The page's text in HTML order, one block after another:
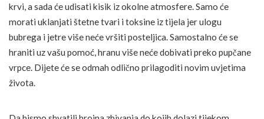
krvi, a sada će udisati kisik iz okolne atmosfere. Samo će
morati uklanjati štetne tvari i toksine iz tijela jer ulogu
bubrega i jetre više neće vršiti posteljica. Samostalno će se
hraniti uz vašu pomoć, hranu više neće dobivati preko pupčane
vrpce. Dijete će se odmah odlično prilagoditi novim uvjetima
života.